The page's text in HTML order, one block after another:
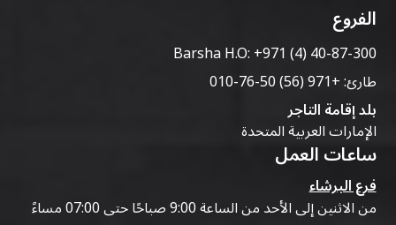
الفروع
Barsha H.O:+971 (4) 40-87-300
طارئ:+971 (56) 50-76-010
بلد إقامة التاجر
الإمارات العربية المتحدة
ساعات العمل
فرع البرشاء
من الاثنين إلى الأحد من الساعة 9:00 صباحًا حتى 07:00 مساءً